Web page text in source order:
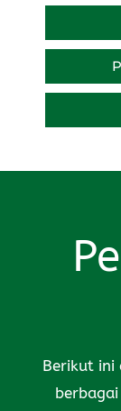
Berikut ini